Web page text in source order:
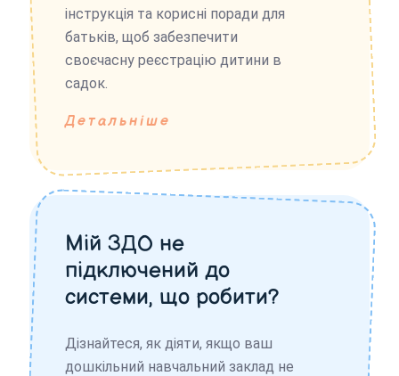
інструкція та корисні поради для
батьків, щоб забезпечити
своєчасну реєстрацію дитини в
садок.
Детальніше
Мій ЗДО не
підключений до
системи, що робити?
Дізнайтеся, як діяти, якщо ваш
дошкільний навчальний заклад не